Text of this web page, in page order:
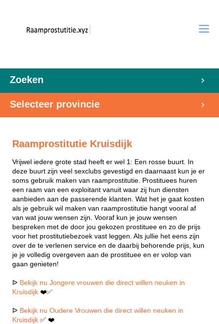
Zoeken
Selecteer provincie
Raamprostitutie Kruisdijk
Vrijwel iedere grote stad heeft er wel 1: Een rosse buurt. In
deze buurt zijn veel sexclubs gevestigd en daarnaast kun je er
soms gebruik maken van raamprostitutie. Prostituees huren
een raam van een exploitant vanuit waar zij hun diensten
aanbieden aan de passerende klanten. Wat het je gaat kosten
als je gebruik wil maken van raamprostitutie hangt vooral af
van wat jouw wensen zijn. Vooraf kun je jouw wensen
bespreken met de door jou gekozen prostituee en zo de prijs
voor het prostitutiebezoek vast leggen. Als jullie het eens zijn
over de te verlenen service en de daarbij behorende prijs, kun
je je volledig overgeven aan de prostituee en er volop van
gaan genieten!
ᐅ Bekijk nu Jongere vrouwen die direct willen neuken in
Kruisdijk ❤️✅
ᐅ Bekijk nu Oudere Vrouwen die direct willen neuken in
Kruisdijk ✅ ❤️